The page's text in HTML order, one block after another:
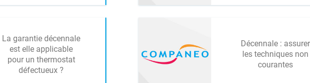
La garantie décennale
est elle applicable
pour un thermostat
défectueux ?
Décennale : assurer
les techniques non
courantes